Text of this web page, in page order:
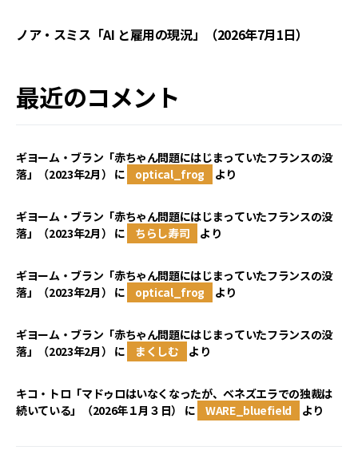
ノア・スミス「AI と雇用の現況」（2026年7月1日）
最近のコメント
ギヨーム・ブラン「赤ちゃん問題にはじまっていたフランスの没
落」（2023年2月） に optical_frog より
ギヨーム・ブラン「赤ちゃん問題にはじまっていたフランスの没
落」（2023年2月） に ちらし寿司 より
ギヨーム・ブラン「赤ちゃん問題にはじまっていたフランスの没
落」（2023年2月） に optical_frog より
ギヨーム・ブラン「赤ちゃん問題にはじまっていたフランスの没
落」（2023年2月） に まくしむ より
キコ・トロ「マドゥロはいなくなったが、ベネズエラでの独裁は
続いている」（2026年１月３日）
に WARE_bluefield より